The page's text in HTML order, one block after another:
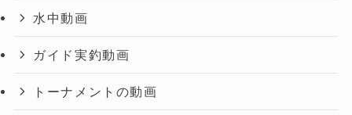
水中動画
ガイド実釣動画
トーナメントの動画